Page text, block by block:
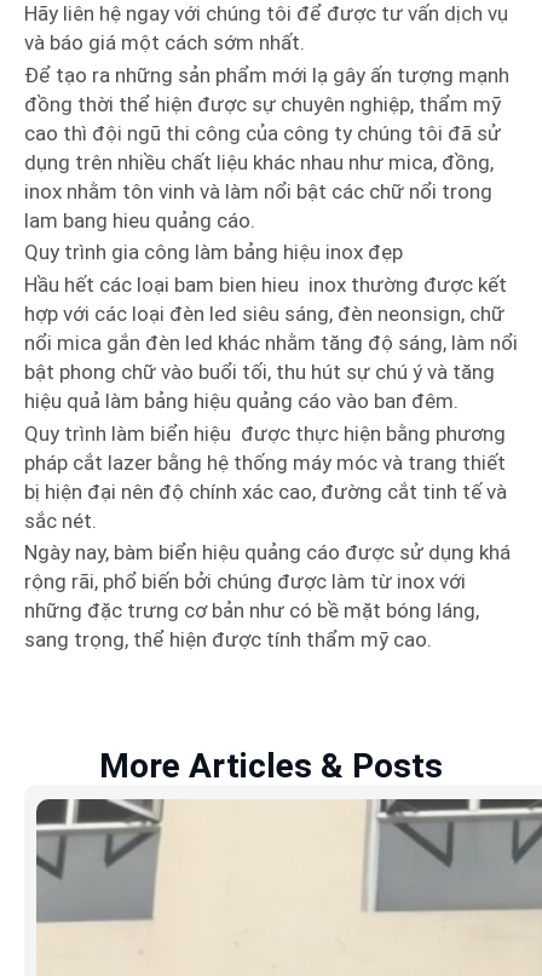
Hãy liên hệ ngay với chúng tôi để được tư vấn dịch vụ
và báo giá một cách sớm nhất.
Để tạo ra những sản phẩm mới lạ gây ấn tượng mạnh
đồng thời thể hiện được sự chuyên nghiệp, thẩm mỹ
cao thì đội ngũ thi công của công ty chúng tôi đã sử
dụng trên nhiều chất liệu khác nhau như mica, đồng,
inox nhằm tôn vinh và làm nổi bật các chữ nổi trong
lam bang hieu quảng cáo.
Quy trình gia công làm bảng hiệu inox đẹp
Hầu hết các loại bam bien hieu inox thường được kết
hợp với các loại đèn led siêu sáng, đèn neonsign, chữ
nổi mica gắn đèn led khác nhằm tăng độ sáng, làm nổi
bật phong chữ vào buổi tối, thu hút sự chú ý và tăng
hiệu quả làm bảng hiệu quảng cáo vào ban đêm.
Quy trình làm biển hiệu được thực hiện bằng phương
pháp cắt lazer bằng hệ thống máy móc và trang thiết
bị hiện đại nên độ chính xác cao, đường cắt tinh tế và
sắc nét.
Ngày nay, bàm biển hiệu quảng cáo được sử dụng khá
rộng rãi, phổ biến bởi chúng được làm từ inox với
những đặc trưng cơ bản như có bề mặt bóng láng,
sang trọng, thể hiện được tính thẩm mỹ cao.
More Articles & Posts